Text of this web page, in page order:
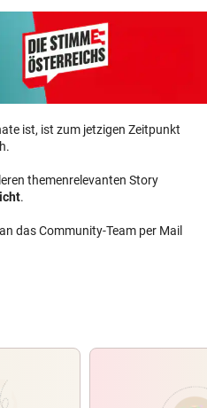
ist, ist zum jetzigen Zeitpunkt
themenrelevanten Story
.
das Community-Team per Mail